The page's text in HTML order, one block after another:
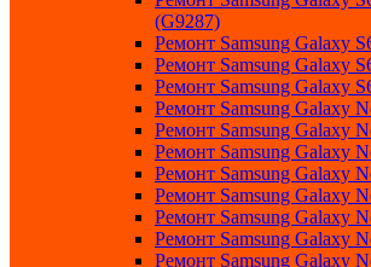
(G9287)
Ремонт Samsung Galaxy
Ремонт Samsung Galaxy
Ремонт Samsung Galaxy
Ремонт Samsung Galaxy
Ремонт Samsung Galaxy
Ремонт Samsung Galaxy
Ремонт Samsung Galaxy
Ремонт Samsung Galaxy
Ремонт Samsung Galaxy
Ремонт Samsung Galaxy
Ремонт Samsung Galaxy